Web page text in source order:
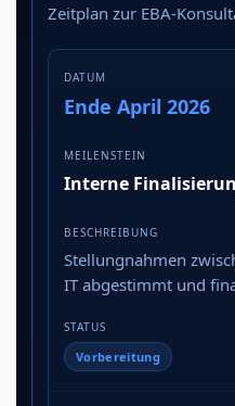
Zeitplan zur EBA-
Ende April 2026
Interne
Stellungnahmen
IT abgestimmt und
Vorbereitung